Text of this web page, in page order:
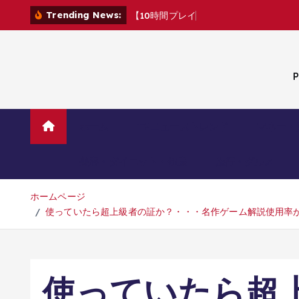
Trending News: 【10時間プレイ
ホームページ
使っていたら超上級者の証か？・・・名作ゲーム解説使用